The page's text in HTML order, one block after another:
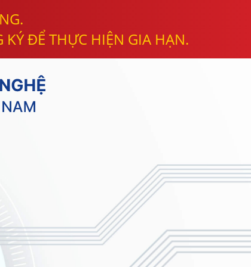
ĐỂ THỰC HIỆN GIA HẠN.